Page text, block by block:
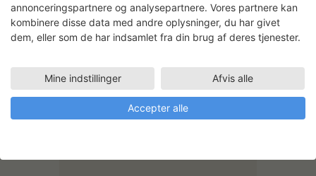
Faciliteter
METALVÆRKSTED
annonceringspartnere og analysepartnere. Vores partnere kan
kombinere disse data med andre oplysninger, du har givet
dem, eller som de har indsamlet fra din brug af deres tjenester.
Mine indstillinger Afvis alle
Accepter alle